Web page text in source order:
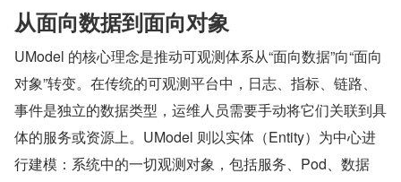
从面向数据到面向对象
UModel 的核心理念是推动可观测体系从“面向数据”向“面向
对象”转变。在传统的可观测平台中，日志、指标、链路、
事件是独立的数据类型，运维人员需要手动将它们关联到具
体的服务或资源上。UModel 则以实体（Entity）为中心进
行建模：系统中的一切观测对象，包括服务、Pod、数据